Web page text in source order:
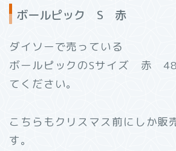
ボールピック S 赤
ダイソーで売っている
ボールピックのSサイズ 赤 48
てください。
こちらもクリスマス前にしか販
す。